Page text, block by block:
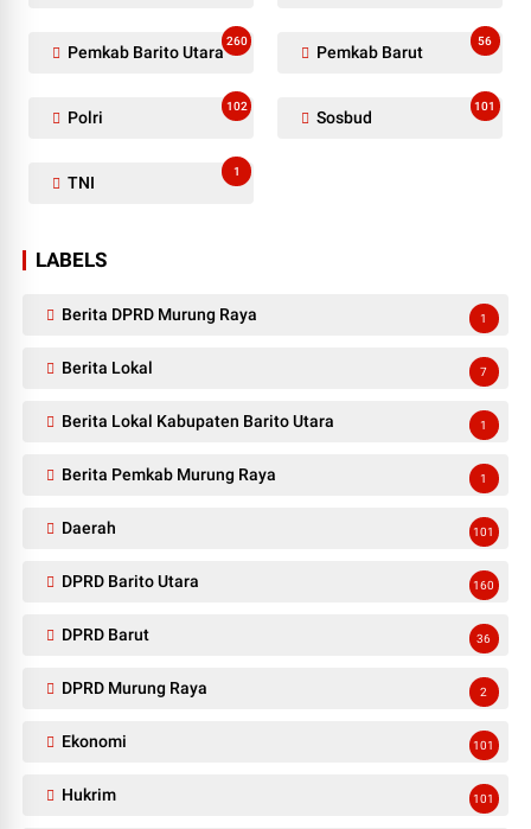
Pemkab Barito Utara
260
Pemkab Barut
56
Polri
102
Sosbud
101
TNI
1
LABELS
Berita DPRD Murung Raya 1
Berita Lokal 7
Berita Lokal Kabupaten Barito Utara 1
Berita Pemkab Murung Raya 1
Daerah 101
DPRD Barito Utara 160
DPRD Barut 36
DPRD Murung Raya 2
Ekonomi 101
Hukrim 101